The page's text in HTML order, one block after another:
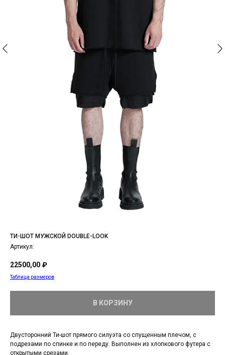
ТИ-ШОТ МУЖСКОЙ DOUBLE-LOOK
Артикул:
22500,00 ₽
Таблица размеров
В КОРЗИНУ
Двусторонний Ти-шот прямого силуэта со спущенным плечом, с
подрезами по спинке и по переду. Выполнен из хлопкового футера с
открытыми срезами.